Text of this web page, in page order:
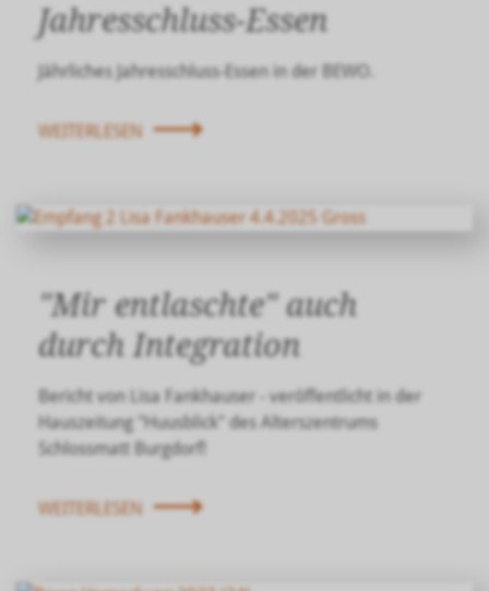
Jahresschluss-Essen
Jährliches Jahresschluss-Essen in der BEWO.
WEITERLESEN
"Mir entlaschte" auch
durch Integration
Bericht von Lisa Fankhauser - veröffentlicht in der
Hauszeitung "Huusblick" des Alterszentrums
Schlossmatt Burgdorf!
WEITERLESEN